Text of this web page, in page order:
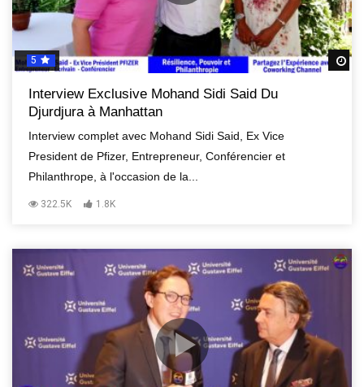
5
Interview Exclusive Mohand Sidi Said Du
Djurdjura à Manhattan
Interview complet avec Mohand Sidi Said, Ex Vice
President de Pfizer, Entrepreneur, Conférencier et
Philanthrope, à l'occasion de la...
322.5K 1.8K